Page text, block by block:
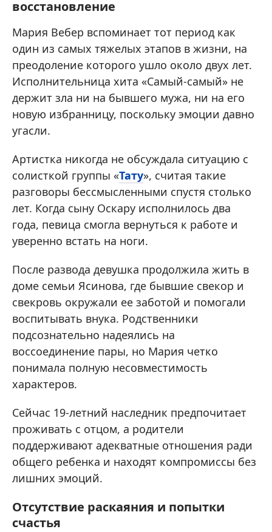
восстановление
Мария Вебер вспоминает тот период как
один из самых тяжелых этапов в жизни, на
преодоление которого ушло около двух лет.
Исполнительница хита «Самый-самый» не
держит зла ни на бывшего мужа, ни на его
новую избранницу, поскольку эмоции давно
угасли.
Артистка никогда не обсуждала ситуацию с
солисткой группы «Тату», считая такие
разговоры бессмысленными спустя столько
лет. Когда сыну Оскару исполнилось два
года, певица смогла вернуться к работе и
уверенно встать на ноги.
После развода девушка продолжила жить в
доме семьи Ясинова, где бывшие свекор и
свекровь окружали ее заботой и помогали
воспитывать внука. Родственники
подсознательно надеялись на
воссоединение пары, но Мария четко
понимала полную несовместимость
характеров.
Сейчас 19-летний наследник предпочитает
проживать с отцом, а родители
поддерживают адекватные отношения ради
общего ребенка и находят компромиссы без
лишних эмоций.
Отсутствие раскаяния и попытки
счастья